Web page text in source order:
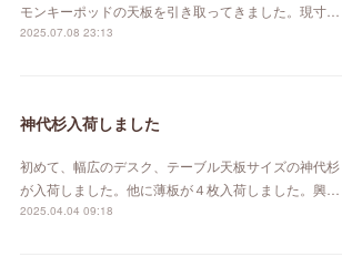
モンキーポッドの天板を引き取ってきました。現寸…
2025.07.08 23:13
神代杉入荷しました
初めて、幅広のデスク、テーブル天板サイズの神代杉
が入荷しました。他に薄板が４枚入荷しました。興…
2025.04.04 09:18